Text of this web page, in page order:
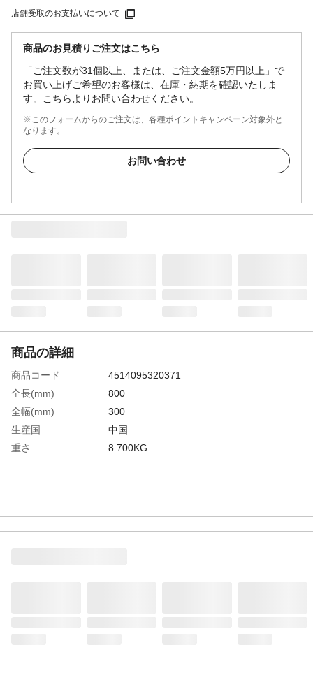
店舗受取のお支払いについて
商品のお見積りご注文はこちら
「ご注文数が31個以上、または、ご注文金額5万円以上」で
お買い上げご希望のお客様は、在庫・納期を確認いたしま
す。こちらよりお問い合わせください。
※このフォームからのご注文は、各種ポイントキャンペーン対象外と
なります。
お問い合わせ
商品の詳細
商品コード
4514095320371
全長(mm)
800
全幅(mm)
300
生産国
中国
重さ
8.700KG